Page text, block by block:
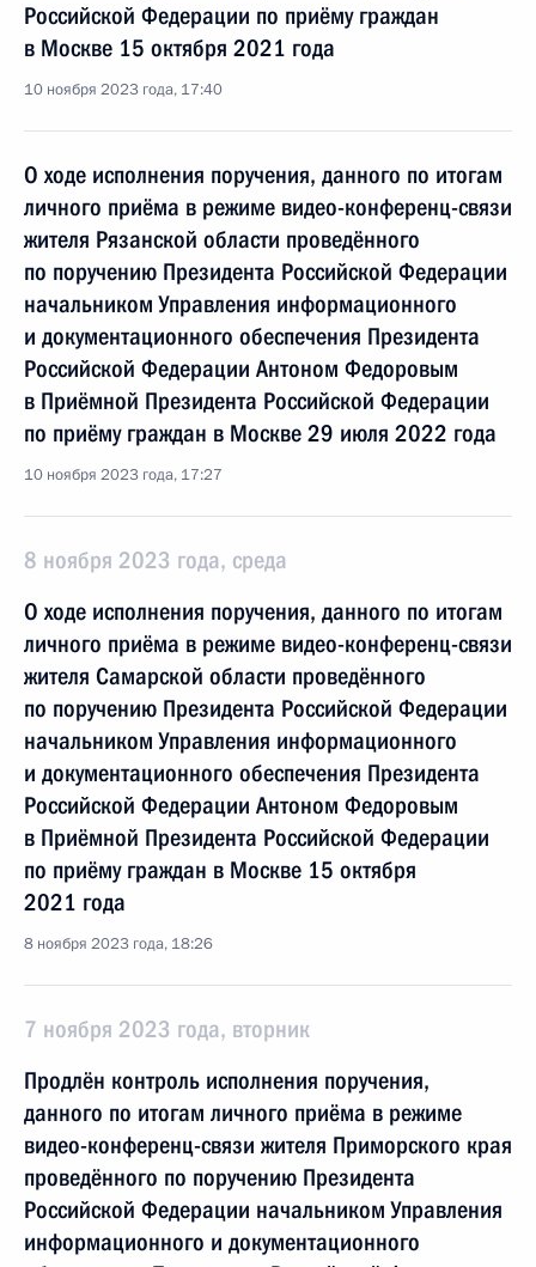
Российской Федерации по приёму граждан
в Москве 15 октября 2021 года
10 ноября 2023 года, 17:40
О ходе исполнения поручения, данного по итогам
личного приёма в режиме видео-конференц-связи
жителя Рязанской области проведённого
по поручению Президента Российской Федерации
начальником Управления информационного
и документационного обеспечения Президента
Российской Федерации Антоном Федоровым
в Приёмной Президента Российской Федерации
по приёму граждан в Москве 29 июля 2022 года
10 ноября 2023 года, 17:27
8 ноября 2023 года, среда
О ходе исполнения поручения, данного по итогам
личного приёма в режиме видео-конференц-связи
жителя Самарской области проведённого
по поручению Президента Российской Федерации
начальником Управления информационного
и документационного обеспечения Президента
Российской Федерации Антоном Федоровым
в Приёмной Президента Российской Федерации
по приёму граждан в Москве 15 октября
2021 года
8 ноября 2023 года, 18:26
7 ноября 2023 года, вторник
Продлён контроль исполнения поручения,
данного по итогам личного приёма в режиме
видео-конференц-связи жителя Приморского края
проведённого по поручению Президента
Российской Федерации начальником Управления
информационного и документационного